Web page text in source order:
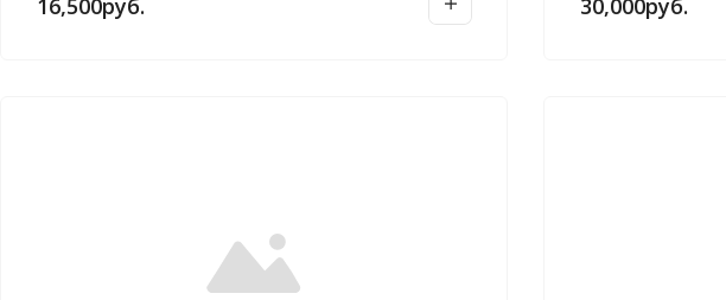
16,500руб. 30,000руб.